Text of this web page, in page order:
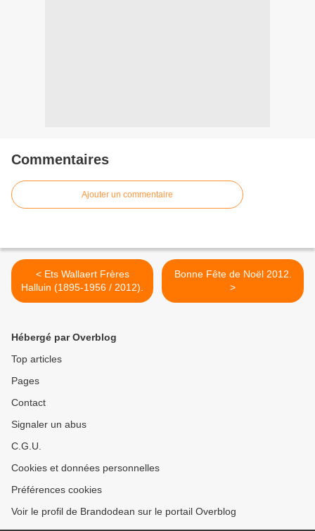
Commentaires
Ajouter un commentaire
< Ets Wallaert Frères
Halluin (1895-1956 / 2012).
Bonne Fête de Noël 2012.
>
Hébergé par Overblog
Top articles
Pages
Contact
Signaler un abus
C.G.U.
Cookies et données personnelles
Préférences cookies
Voir le profil de Brandodean sur le portail Overblog